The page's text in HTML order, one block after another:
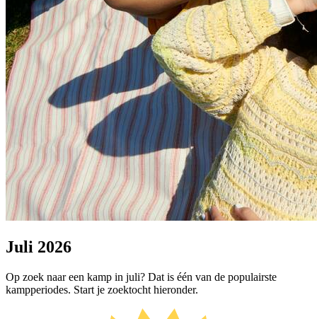
Juli 2026
Op zoek naar een kamp in juli? Dat is één van de populairste
kampperiodes. Start je zoektocht hieronder.